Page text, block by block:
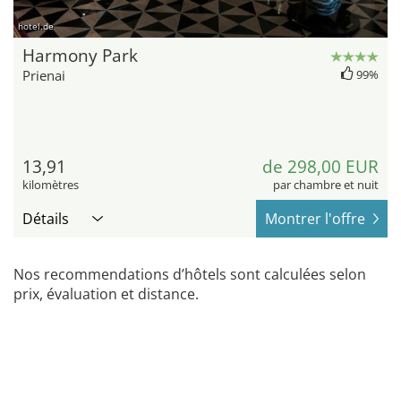
hotel.de
Harmony Park
Prienai 99%
13,91
kilomètres
de 298,00 EUR
par chambre et nuit
Détails Montrer l'offre
Nos recommendations d’hôtels sont calculées selon
prix, évaluation et distance.